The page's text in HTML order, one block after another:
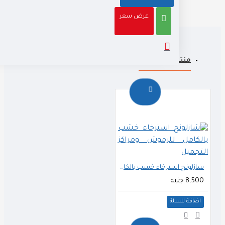
عرض سعر
منتجات ذات صله
شازلونج استرخاء خشب بالكامل للرموش ومراكز التجميل
8,500 جنيه
اضافة للسلة